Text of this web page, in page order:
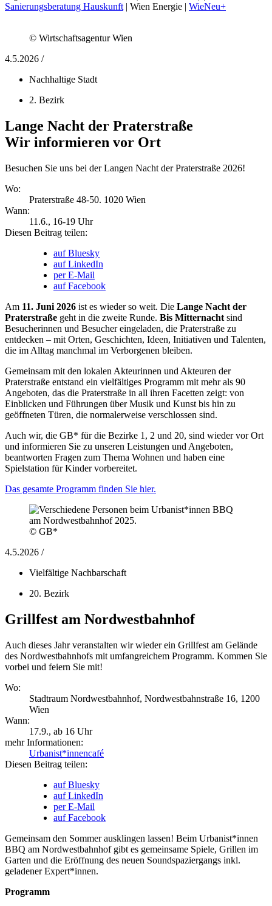
Sanierungsberatung Hauskunft | Wien Energie | WieNeu+
© Wirtschaftsagentur Wien
4.5.2026 /
Nachhaltige Stadt
2. Bezirk
Lange Nacht der Praterstraße
Wir informieren vor Ort
Besuchen Sie uns bei der Langen Nacht der Praterstraße 2026!
Wo:
Praterstraße 48-50. 1020 Wien
Wann:
11.6., 16-19 Uhr
Diesen Beitrag teilen:
auf Bluesky
auf LinkedIn
per E-Mail
auf Facebook
Am 11. Juni 2026 ist es wieder so weit. Die Lange Nacht der
Praterstraße geht in die zweite Runde. Bis Mitternacht sind
Besucherinnen und Besucher eingeladen, die Praterstraße zu
entdecken – mit Orten, Geschichten, Ideen, Initiativen und Talenten,
die im Alltag manchmal im Verborgenen bleiben.
Gemeinsam mit den lokalen Akteurinnen und Akteuren der
Praterstraße entstand ein vielfältiges Programm mit mehr als 90
Angeboten, das die Praterstraße in all ihren Facetten zeigt: von
Einblicken und Führungen über Musik und Kunst bis hin zu
geöffneten Türen, die normalerweise verschlossen sind.
Auch wir, die GB* für die Bezirke 1, 2 und 20, sind wieder vor Ort
und informieren Sie zu unseren Leistungen und Angeboten,
beantworten Fragen zum Thema Wohnen und haben eine
Spielstation für Kinder vorbereitet.
Das gesamte Programm finden Sie hier.
© GB*
4.5.2026 /
Vielfältige Nachbarschaft
20. Bezirk
Grillfest am Nordwestbahnhof
Auch dieses Jahr veranstalten wir wieder ein Grillfest am Gelände
des Nordwestbahnhofs mit umfangreichem Programm. Kommen Sie
vorbei und feiern Sie mit!
Wo:
Stadtraum Nordwestbahnhof, Nordwestbahnstraße 16, 1200
Wien
Wann:
17.9., ab 16 Uhr
mehr Informationen:
Urbanist*innencafé
Diesen Beitrag teilen:
auf Bluesky
auf LinkedIn
per E-Mail
auf Facebook
Gemeinsam den Sommer ausklingen lassen! Beim Urbanist*innen
BBQ am Nordwestbahnhof gibt es gemeinsame Spiele, Grillen im
Garten und die Eröffnung des neuen Soundspaziergangs inkl.
geladener Expert*innen.
Programm